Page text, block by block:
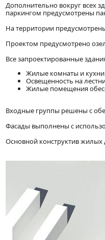
Дополнительно вокруг всех
паркингом предусмотрены
На территории
Проектом предусмотрено
Все запроектированные
Жилые комнаты и кухни
Освещенность на
Жилые помещения
Входные группы решены с
Фасады выполнены с
Основной конструктив